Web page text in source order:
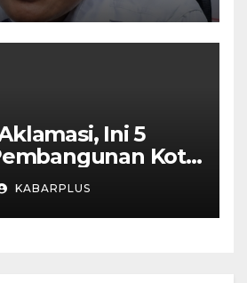
Ini 5
Kota
KUA-PPAS
KABARPLUS